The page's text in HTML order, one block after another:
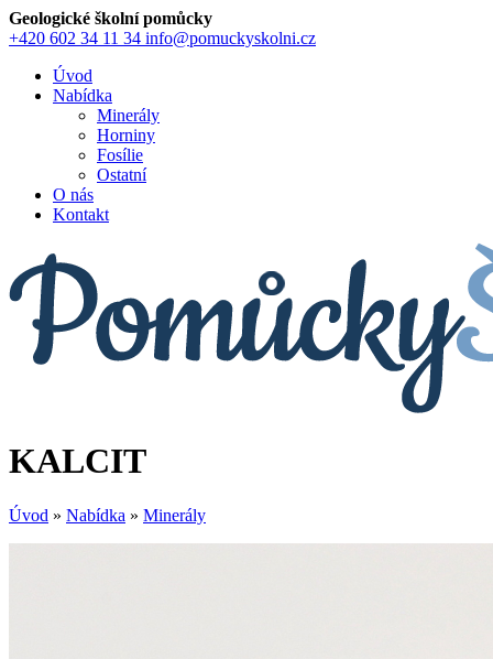
Geologické školní pomůcky
+420 602 34 11 34 info@pomuckyskolni.cz
Úvod
Nabídka
Minerály
Horniny
Fosílie
Ostatní
O nás
Kontakt
KALCIT
Úvod » Nabídka » Minerály